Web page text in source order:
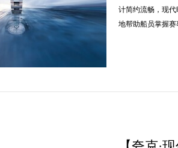
计简约流畅，现
地帮助船员掌握